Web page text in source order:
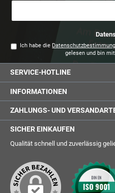
Ich habe die
gelesen und bin
SERVICE-HOTLINE
INFORMATIONEN
ZAHLUNGS- UND
SICHER EINKAUFEN
Qualität schnell und zuverlässig